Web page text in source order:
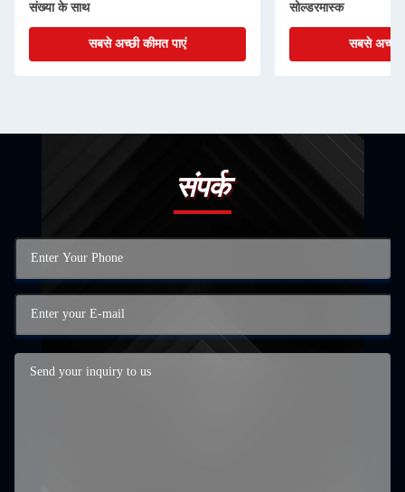
संख्या के साथ
सबसे अच्छी कीमत पाएं
सोल्डरमास्क
सबसे अच्छी
संपर्क